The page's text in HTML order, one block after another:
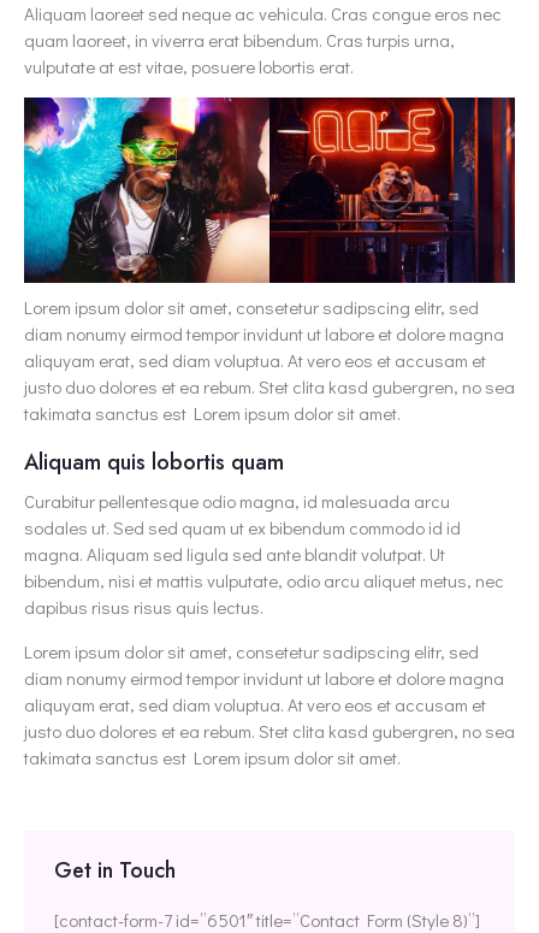
Aliquam laoreet sed neque ac vehicula. Cras congue eros nec
quam laoreet, in viverra erat bibendum. Cras turpis urna,
vulputate at est vitae, posuere lobortis erat.
Lorem ipsum dolor sit amet, consetetur sadipscing elitr, sed
diam nonumy eirmod tempor invidunt ut labore et dolore magna
aliquyam erat, sed diam voluptua. At vero eos et accusam et
justo duo dolores et ea rebum. Stet clita kasd gubergren, no sea
takimata sanctus est Lorem ipsum dolor sit amet.
Aliquam quis lobortis quam
Curabitur pellentesque odio magna, id malesuada arcu
sodales ut. Sed sed quam ut ex bibendum commodo id id
magna. Aliquam sed ligula sed ante blandit volutpat. Ut
bibendum, nisi et mattis vulputate, odio arcu aliquet metus, nec
dapibus risus risus quis lectus.
Lorem ipsum dolor sit amet, consetetur sadipscing elitr, sed
diam nonumy eirmod tempor invidunt ut labore et dolore magna
aliquyam erat, sed diam voluptua. At vero eos et accusam et
justo duo dolores et ea rebum. Stet clita kasd gubergren, no sea
takimata sanctus est Lorem ipsum dolor sit amet.
Get in Touch
[contact-form-7 id=”6501″ title=”Contact Form (Style 8)”]